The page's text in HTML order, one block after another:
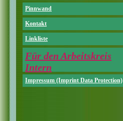
Pinnwand
Kontakt
Linkliste
Für den Arbeitskreis
Intern
Impressum (Imprint Data Protection)